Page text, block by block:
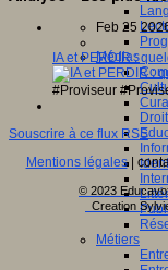
Médias
Métiers
Feb 25
IA et PERDIR :
#Proviseur
Souscrire à ce flux RSS
Mentions légales|
© 2023
Creation